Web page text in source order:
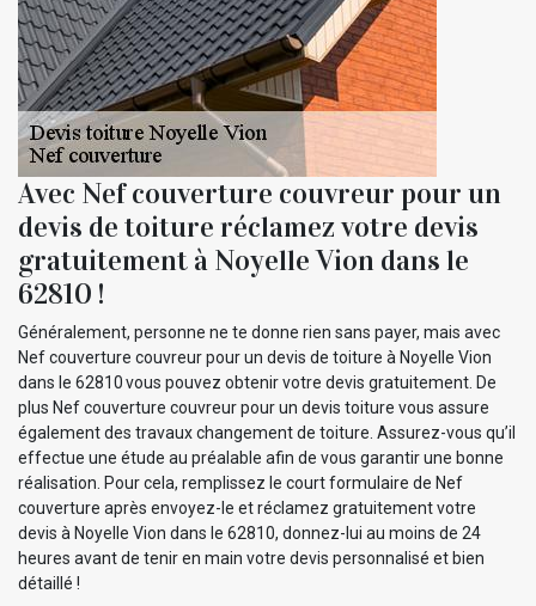
Avec Nef couverture couvreur pour un
devis de toiture réclamez votre devis
gratuitement à Noyelle Vion dans le
62810 !
Généralement, personne ne te donne rien sans payer, mais avec
Nef couverture couvreur pour un devis de toiture à Noyelle Vion
dans le 62810 vous pouvez obtenir votre devis gratuitement. De
plus Nef couverture couvreur pour un devis toiture vous assure
également des travaux changement de toiture. Assurez-vous qu’il
effectue une étude au préalable afin de vous garantir une bonne
réalisation. Pour cela, remplissez le court formulaire de Nef
couverture après envoyez-le et réclamez gratuitement votre
devis à Noyelle Vion dans le 62810, donnez-lui au moins de 24
heures avant de tenir en main votre devis personnalisé et bien
détaillé !